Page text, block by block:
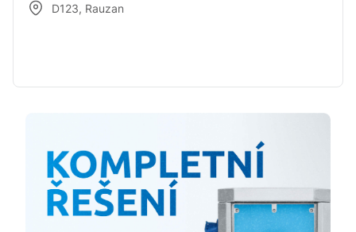
D123, Rauzan